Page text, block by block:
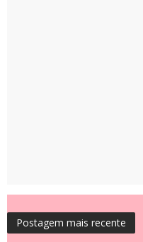
Postagem mais recente